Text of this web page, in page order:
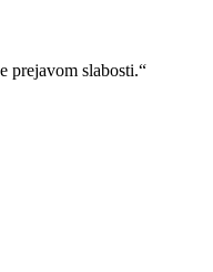
prejavom slabosti.